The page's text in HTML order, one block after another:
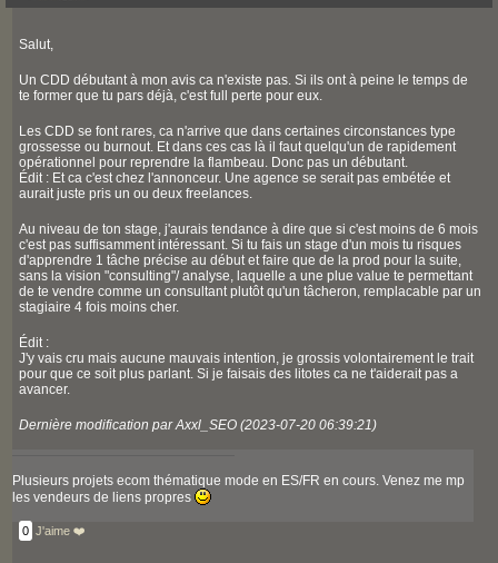
Salut,
Un CDD débutant à mon avis ca n'existe pas. Si ils ont à peine le temps de
te former que tu pars déjà, c'est full perte pour eux.
Les CDD se font rares, ca n'arrive que dans certaines circonstances type
grossesse ou burnout. Et dans ces cas là il faut quelqu'un de rapidement
opérationnel pour reprendre la flambeau. Donc pas un débutant.
Édit : Et ca c'est chez l'annonceur. Une agence se serait pas embétée et
aurait juste pris un ou deux freelances.
Au niveau de ton stage, j'aurais tendance à dire que si c'est moins de 6 mois
c'est pas suffisamment intéressant. Si tu fais un stage d'un mois tu risques
d'apprendre 1 tâche précise au début et faire que de la prod pour la suite,
sans la vision "consulting"/ analyse, laquelle a une plue value te permettant
de te vendre comme un consultant plutôt qu'un tâcheron, remplacable par un
stagiaire 4 fois moins cher.
Édit :
J'y vais cru mais aucune mauvais intention, je grossis volontairement le trait
pour que ce soit plus parlant. Si je faisais des litotes ca ne t'aiderait pas a
avancer.
Dernière modification par Axxl_SEO (2023-07-20 06:39:21)
Plusieurs projets ecom thématique mode en ES/FR en cours. Venez me mp
les vendeurs de liens propres
0 J'aime ❤️